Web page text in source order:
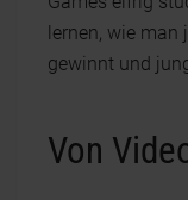
lernen, wie man
gewinnt und
Von